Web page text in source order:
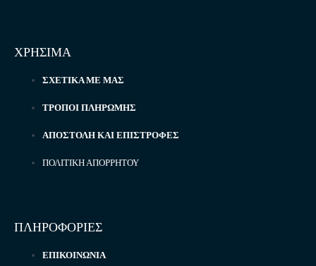
ΧΡΗΣΙΜΑ
ΣΧΕΤΙΚΆ ΜΕ ΜΑΣ
ΤΡΌΠΟΙ ΠΛΗΡΩΜΉΣ
ΑΠΟΣΤΟΛΉ ΚΑΙ ΕΠΙΣΤΡΟΦΈΣ
ΠΟΛΙΤΙΚΉ ΑΠΟΡΡΉΤΟΥ
ΠΛΗΡΟΦΟΡΙΕΣ
ΕΠΙΚΟΙΝΩΝΊΑ